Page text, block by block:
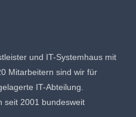
und IT-Systemhaus mit
Mitarbeitern sind wir für
IT-Abteilung.
seit 2001 bundesweit